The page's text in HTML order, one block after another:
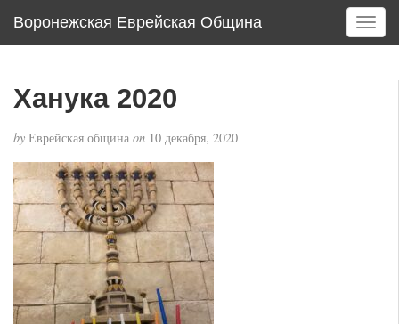
Воронежская Еврейская Община
T
o
Ханука 2020
by Еврейская община on 10 декабря, 2020